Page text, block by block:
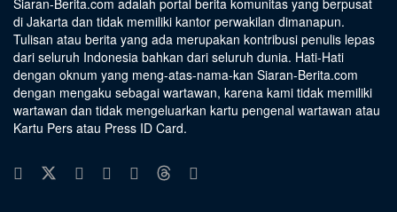
Siaran-Berita.com adalah portal berita komunitas yang berpusat
di Jakarta dan tidak memiliki kantor perwakilan dimanapun.
Tulisan atau berita yang ada merupakan kontribusi penulis lepas
dari seluruh Indonesia bahkan dari seluruh dunia. Hati-Hati
dengan oknum yang meng-atas-nama-kan Siaran-Berita.com
dengan mengaku sebagai wartawan, karena kami tidak memiliki
wartawan dan tidak mengeluarkan kartu pengenal wartawan atau
Kartu Pers atau Press ID Card.